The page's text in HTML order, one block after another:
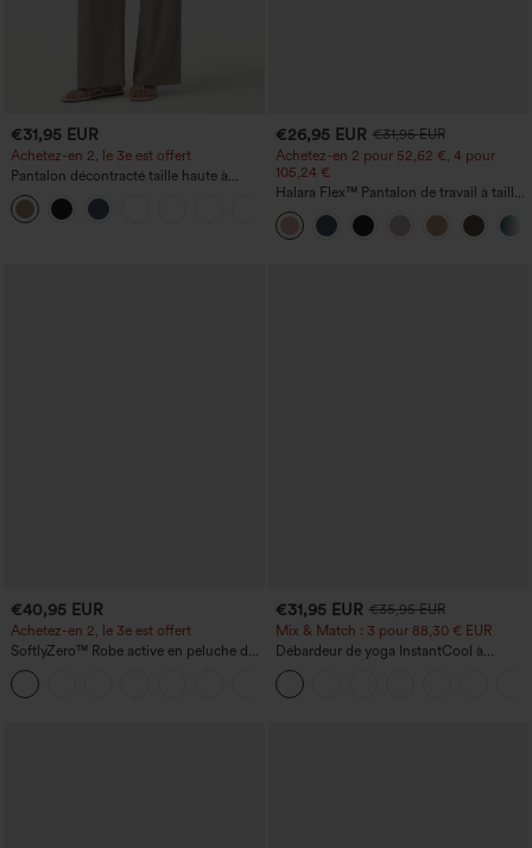
€31,95 EUR
Achetez-en 2, le 3e est offert
Pantalon décontracté taille haute à
cordon, coupe large en mélange de lin,
avec poches
€26,95 EUR €31,95 EUR
Achetez-en 2 pour 52,62 €, 4 pour
105,24 €
Halara Flex™ Pantalon de travail à taille
haute, jambe large, avec poches, en
maille gaufrée
€40,95 EUR
Achetez-en 2, le 3e est offert
SoftlyZero™ Robe active en peluche dos
nu — Édition Hyper Facile
€31,95 EUR €35,95 EUR
Mix & Match : 3 pour 88,30 € EUR
Débardeur de yoga InstantCool à
encolure en U et ourlet arrondi –
UPF50+